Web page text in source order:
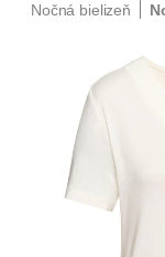
Nočná bielizeň